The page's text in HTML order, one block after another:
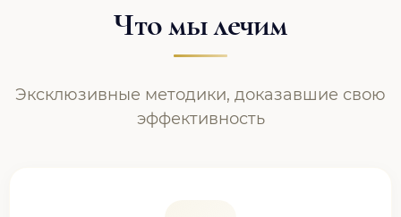
Что мы лечим
Эксклюзивные методики, доказавшие свою
эффективность